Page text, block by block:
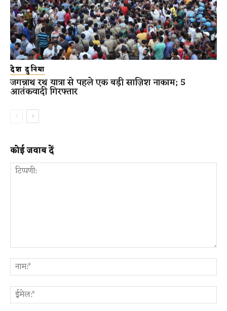
देश दुनिया
जगन्नाथ रथ यात्रा से पहले एक बड़ी साज़िश नाकाम; 5
आतंकवादी गिरफ्तार
कोई जवाब दें